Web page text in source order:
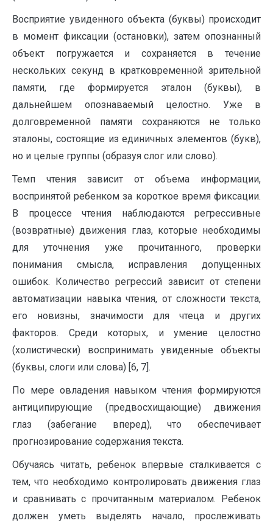
Восприятие увиденного объекта (буквы) происходит
в момент фиксации (остановки), затем опознанный
объект погружается и сохраняется в течение
нескольких секунд в кратковременной зрительной
памяти, где формируется эталон (буквы), в
дальнейшем опознаваемый целостно. Уже в
долговременной памяти сохраняются не только
эталоны, состоящие из единичных элементов (букв),
но и целые группы (образуя слог или слово).
Темп чтения зависит от объема информации,
воспринятой ребенком за короткое время фиксации.
В процессе чтения наблюдаются регрессивные
(возвратные) движения глаз, которые необходимы
для уточнения уже прочитанного, проверки
понимания смысла, исправления допущенных
ошибок. Количество регрессий зависит от степени
автоматизации навыка чтения, от сложности текста,
его новизны, значимости для чтеца и других
факторов. Среди которых, и умение целостно
(холистически) воспринимать увиденные объекты
(буквы, слоги или слова) [6, 7].
По мере овладения навыком чтения формируются
антиципирующие (предвосхищающие) движения
глаз (забегание вперед), что обеспечивает
прогнозирование содержания текста.
Обучаясь читать, ребенок впервые сталкивается с
тем, что необходимо контролировать движения глаз
и сравнивать с прочитанным материалом. Ребенок
должен уметь выделять начало, прослеживать